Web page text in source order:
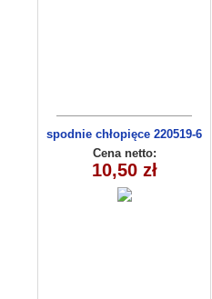
spodnie chłopięce 220519-6
(1- 4) 4 szt
Cena netto:
10,50 zł